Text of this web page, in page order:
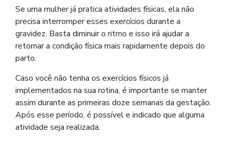
Se uma mulher já pratica atividades físicas, ela não
precisa interromper esses exercícios durante a
gravidez. Basta diminuir o ritmo e isso irá ajudar a
retomar a condição física mais rapidamente depois do
parto.
Caso você não tenha os exercícios físicos já
implementados na sua rotina, é importante se manter
assim durante as primeiras doze semanas da gestação.
Após esse período, é possível e indicado que alguma
atividade seja realizada.